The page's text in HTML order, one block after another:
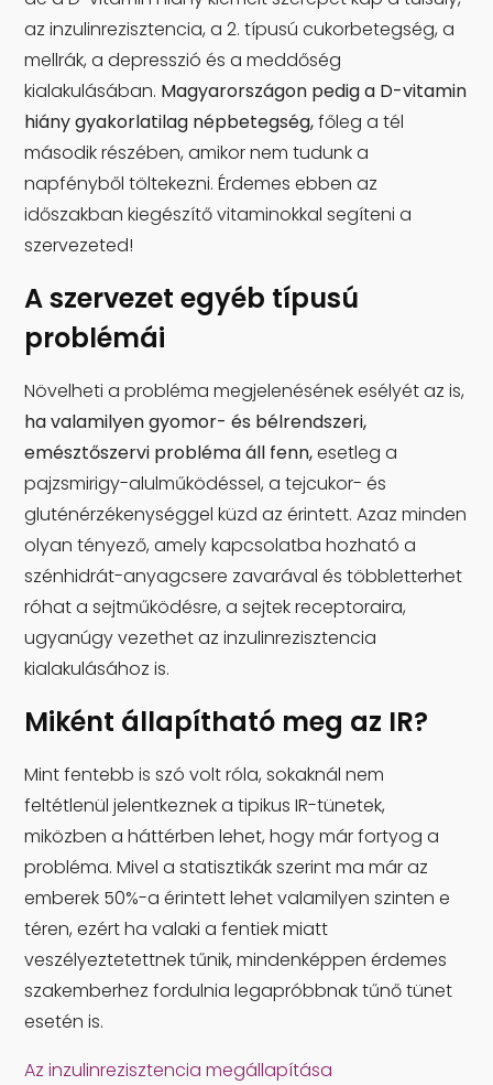
az inzulinrezisztencia, a 2. típusú cukorbetegség, a
mellrák, a depresszió és a meddőség
kialakulásában. Magyarországon pedig a D-vitamin
hiány gyakorlatilag népbetegség,főleg a tél
második részében, amikor nem tudunk a
napfényből töltekezni. Érdemes ebben az
időszakban kiegészítő vitaminokkal segíteni a
szervezeted!
A szervezet egyéb típusú
problémái
Növelheti a probléma megjelenésének esélyét az is,
ha valamilyen gyomor- és bélrendszeri,
emésztőszervi probléma áll fenn,esetleg a
pajzsmirigy-alulműködéssel, a tejcukor- és
gluténérzékenységgel küzd az érintett. Azaz minden
olyan tényező, amely kapcsolatba hozható a
szénhidrát-anyagcsere zavarával és többletterhet
róhat a sejtműködésre, a sejtek receptoraira,
ugyanúgy vezethet az inzulinrezisztencia
kialakulásához is.
Miként állapítható meg az IR?
Mint fentebb is szó volt róla, sokaknál nem
feltétlenül jelentkeznek a tipikus IR-tünetek,
miközben a háttérben lehet, hogy már fortyog a
probléma. Mivel a statisztikák szerint ma már az
emberek 50%-a érintett lehet valamilyen szinten e
téren, ezért ha valaki a fentiek miatt
veszélyeztetettnek tűnik, mindenképpen érdemes
szakemberhez fordulnia legapróbbnak tűnő tünet
esetén is.
Az inzulinrezisztencia megállapítása